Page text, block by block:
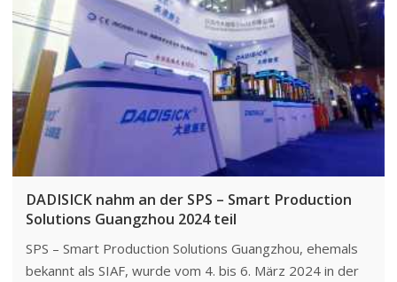
DADISICK nahm an der SPS – Smart Production
Solutions Guangzhou 2024 teil
SPS – Smart Production Solutions Guangzhou, ehemals
bekannt als SIAF, wurde vom 4. bis 6. März 2024 in der